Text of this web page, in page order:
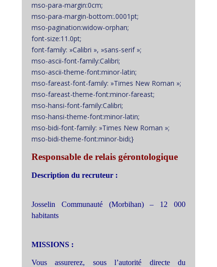
mso-para-margin:0cm;
mso-para-margin-bottom:.0001pt;
mso-pagination:widow-orphan;
font-size:11.0pt;
font-family: »Calibri », »sans-serif »;
mso-ascii-font-family:Calibri;
mso-ascii-theme-font:minor-latin;
mso-fareast-font-family: »Times New Roman »;
mso-fareast-theme-font:minor-fareast;
mso-hansi-font-family:Calibri;
mso-hansi-theme-font:minor-latin;
mso-bidi-font-family: »Times New Roman »;
mso-bidi-theme-font:minor-bidi;}
Responsable de relais gérontologique
Description du recruteur :
Josselin Communauté (Morbihan) – 12 000
habitants
MISSIONS :
Vous assurerez, sous l’autorité directe du